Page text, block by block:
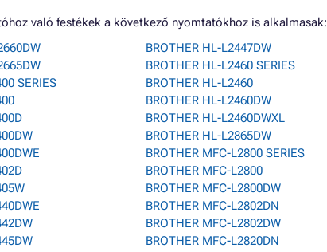
való festékek a következő nyomtatókhoz is alkalmasak:
SERIES
BROTHER HL-L2447DW
BROTHER HL-L2460 SERIES
BROTHER HL-L2460
BROTHER HL-L2460DW
BROTHER HL-L2460DWXL
BROTHER HL-L2865DW
BROTHER MFC-L2800 SERIES
BROTHER MFC-L2800
BROTHER MFC-L2800DW
BROTHER MFC-L2802DN
BROTHER MFC-L2802DW
BROTHER MFC-L2820DN